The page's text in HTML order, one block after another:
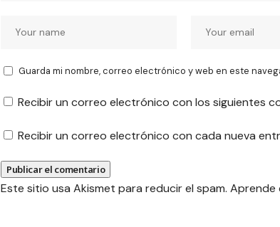
Guarda mi nombre, correo electrónico y web en este
Recibir un correo electrónico con los siguientes
Recibir un correo electrónico con cada nueva
Este sitio usa Akismet para reducir el spam. Aprende